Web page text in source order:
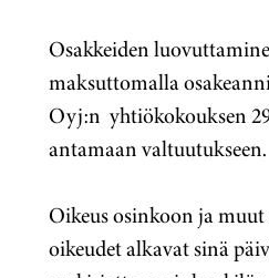
Osakkeiden
maksuttomalla
Oyj:n yhtiökokouksen
antamaan valtuutukseen.
Oikeus osinkoon ja
oikeudet alkavat sinä